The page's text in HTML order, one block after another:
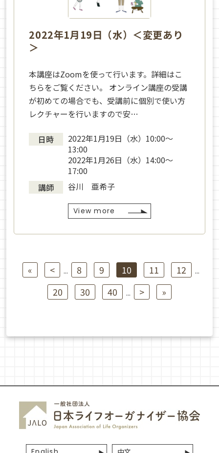
2022年1月19日（水）＜変更あり
＞
本講座はZoomを使って行います。詳細はこ
ちらをご覧ください。 オンライン講座の受講
が初めての場合でも、受講前に個別で使い方
レクチャーを行いますので安…
日時
2022年1月19日（水）10:00〜
13:00
2022年1月26日（水）14:00〜
17:00
講師
谷川 亜希子
View more
« < ... 8 9 10 11 12 ...
20 30 40 ... > »